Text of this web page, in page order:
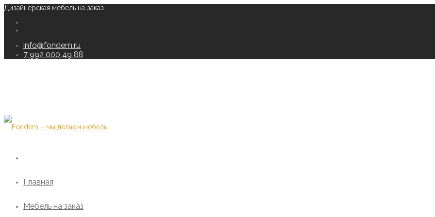
Дизайнерская мебель на заказ
info@fondem.ru
7 992 000 49 88
Главная
Мебель на заказ